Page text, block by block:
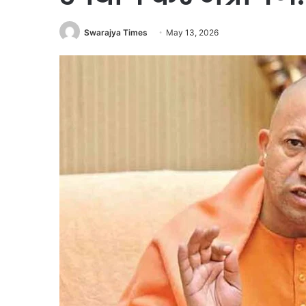
Swarajya Times May 13, 2026